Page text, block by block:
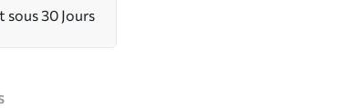
sous 30 Jours